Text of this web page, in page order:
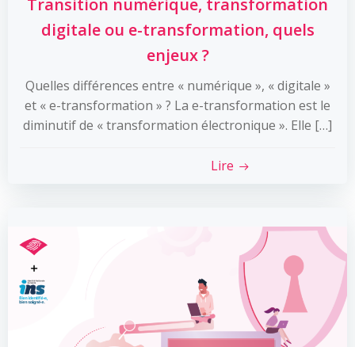
Transition numérique, transformation
digitale ou e-transformation, quels
enjeux ?
Quelles différences entre « numérique », « digitale »
et « e-transformation » ? La e-transformation est le
diminutif de « transformation électronique ». Elle […]
Lire